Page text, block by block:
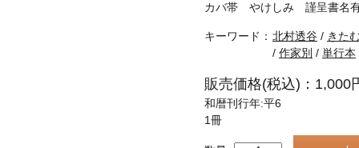
カバ帯 やけしみ 謹呈書名
キーワード： 北村透谷 / きた
/ 作家別 / 単行本
販売価格(税込)：1,000
和暦刊行年:平6
1冊